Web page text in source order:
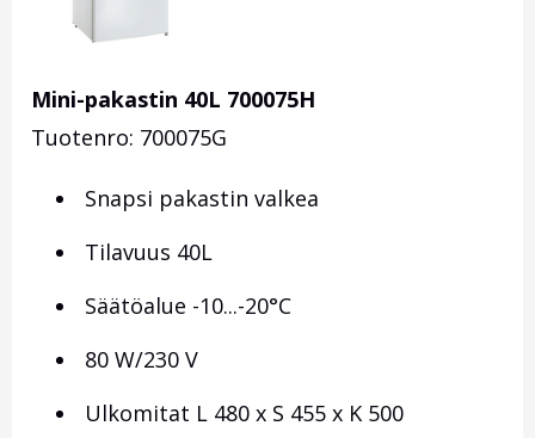
Mini-pakastin 40L 700075H
Tuotenro: 700075G
Snapsi pakastin valkea
Tilavuus 40L
Säätöalue -10...-20°C
80 W/230 V
Ulkomitat L 480 x S 455 x K 500